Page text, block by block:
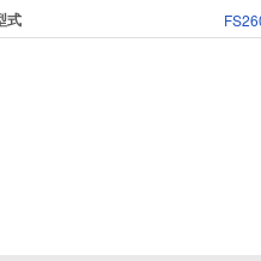
式